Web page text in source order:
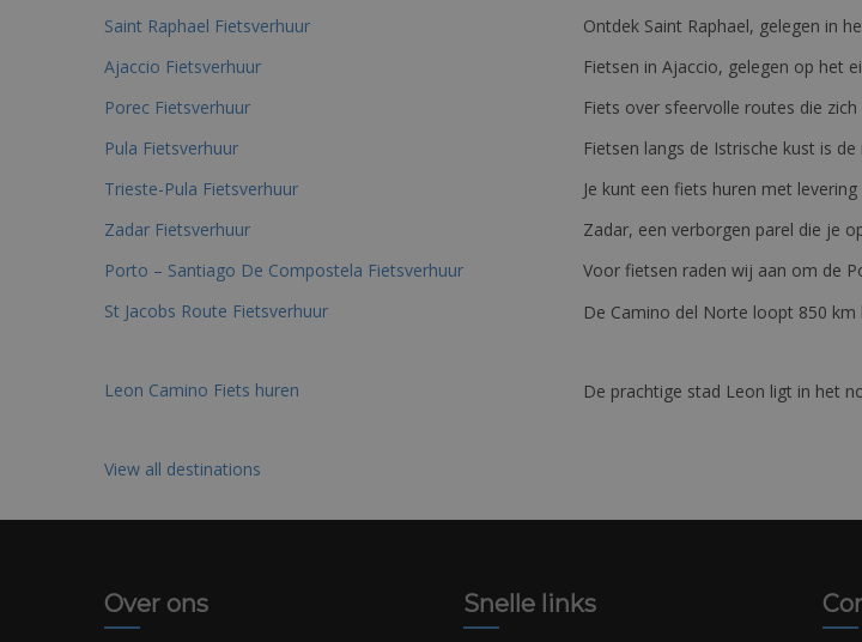
Saint Raphael Fietsverhuur
Ontdek Saint Raphael, gelegen in
Ajaccio Fietsverhuur
Fietsen in Ajaccio, gelegen op het
Porec Fietsverhuur
Fiets over sfeervolle routes die
Pula Fietsverhuur
Fietsen langs de Istrische kust is
Trieste-Pula Fietsverhuur
Je kunt een fiets huren met
Zadar Fietsverhuur
Zadar, een verborgen parel die je
Porto – Santiago De Compostela Fietsverhuur
Voor fietsen raden wij aan om de
St Jacobs Route Fietsverhuur
De Camino del Norte loopt 850
Leon Camino Fiets huren De prachtige stad Leon ligt in het
View all destinations
Over ons Snelle links